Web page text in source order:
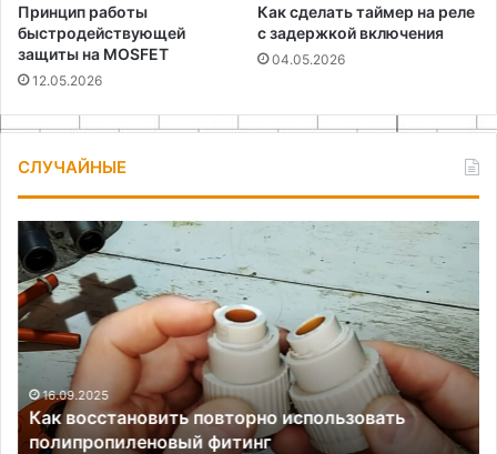
Принцип работы
быстродействующей
защиты на MOSFET
12.05.2026
Как сделать таймер на реле
с задержкой включения
04.05.2026
СЛУЧАЙНЫЕ
Как
восстановить
повторно
использовать
полипропиленовый
фитинг
16.09.2025
Как восстановить повторно использовать
полипропиленовый фитинг
на